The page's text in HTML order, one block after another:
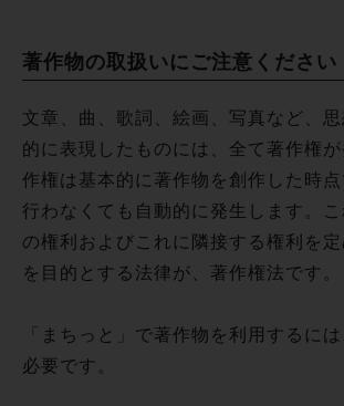
著作物の取扱いにご注意ください
文章、曲、歌詞、絵画、写真など、
的に表現したものには、全て著作権
作権は基本的に著作物を創作した時
行わなくても自動的に発生します。
の権利およびこれに隣接する権利を
を目的とする法律が、著作権法です。
「まちっと」で著作物を利用するに
必要です。